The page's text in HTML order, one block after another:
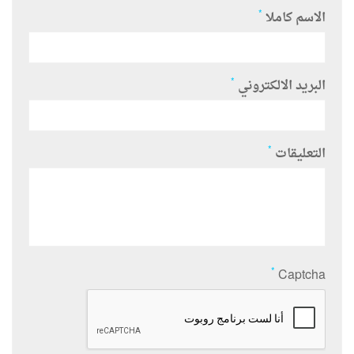
الاسم كاملا *
البريد الالكتروني *
التعليقات *
Captcha
*